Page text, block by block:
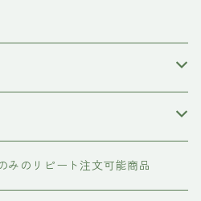
（インバス）
みのリピート注文可能商品